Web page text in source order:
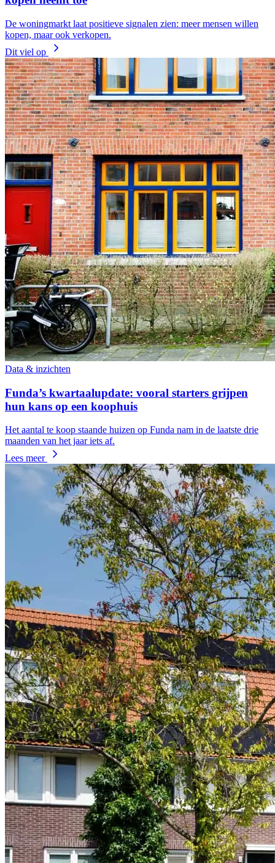
De woningmarkt laat positieve signalen zien: meer mensen willen
kopen, maar ook verkopen.
Dit viel op
Data & inzichten
Funda’s kwartaalupdate: vooral starters grijpen
hun kans op een koophuis
Het aantal te koop staande huizen op Funda nam in de laatste drie
maanden van het jaar iets af.
Lees meer